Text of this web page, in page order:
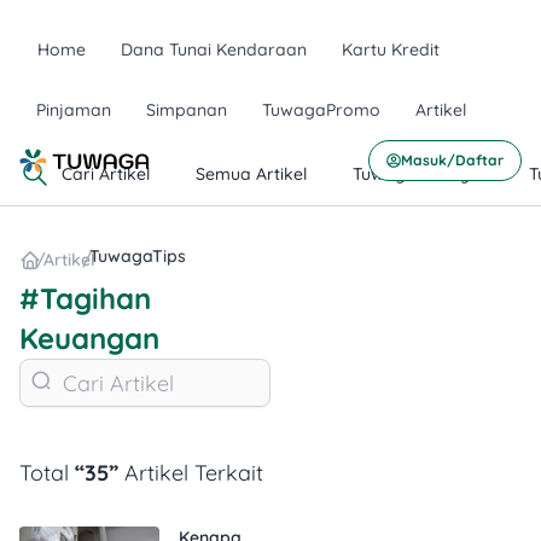
Home Dana Tunai Kendaraan Kartu Kredit
Pinjaman Simpanan TuwagaPromo Artikel
Masuk/Daftar
Cari Artikel Semua Artikel TuwagaLifestyle
/Artikel
/TuwagaTips
#Tagihan
Keuangan
Total “35” Artikel Terkait